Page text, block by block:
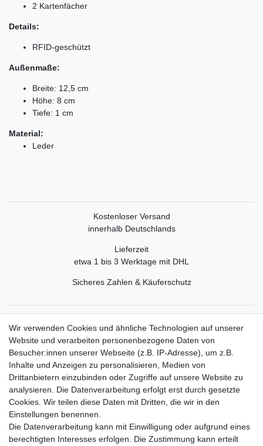
2 Kartenfächer
Details:
RFID-geschützt
Außenmaße:
Breite: 12,5 cm
Höhe: 8 cm
Tiefe: 1 cm
Material:
Leder
Kostenloser Versand
innerhalb Deutschlands
Lieferzeit
etwa 1 bis 3 Werktage mit DHL
Sicheres Zahlen & Käuferschutz
Rechtliche Informationen
Widerrufsrecht
Widerrufsformular
Datenschutzerklärung
AGB
Impressum
Wir verwenden Cookies und ähnliche Technologien auf unserer
Website und verarbeiten personenbezogene Daten von
Besucher:innen unserer Webseite (z.B. IP-Adresse), um z.B.
Inhalte und Anzeigen zu personalisieren, Medien von
Drittanbietern einzubinden oder Zugriffe auf unsere Website zu
analysieren. Die Datenverarbeitung erfolgt erst durch gesetzte
Cookies. Wir teilen diese Daten mit Dritten, die wir in den
Einstellungen benennen.
Die Datenverarbeitung kann mit Einwilligung oder aufgrund eines
berechtigten Interesses erfolgen. Die Zustimmung kann erteilt